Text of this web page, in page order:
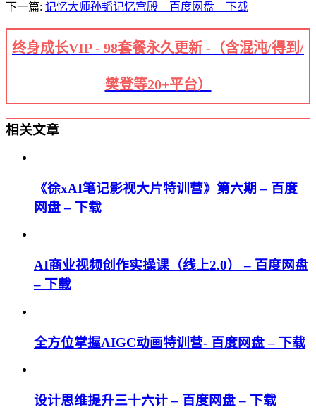
下一篇: 记忆大师孙韬记忆宫殿 – 百度网盘 – 下载
终身成长VIP - 98套餐永久更新 -（含混沌/得到/
樊登等20+平台）
相关文章
《徐xAI笔记影视大片特训营》第六期 – 百度
网盘 – 下载
AI商业视频创作实操课（线上2.0） – 百度网盘
– 下载
全方位掌握AIGC动画特训营- 百度网盘 – 下载
设计思维提升三十六计 – 百度网盘 – 下载